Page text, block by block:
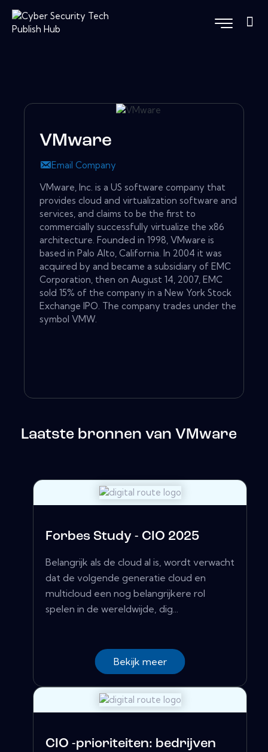
VMware
Email Company
VMware, Inc. is a US software company that
provides cloud and virtualization software and
services, and claims to be the first to
commercially successfully virtualize the x86
architecture. Founded in 1998, VMware is
based in Palo Alto, California. In 2004 it was
acquired by and became a subsidiary of EMC
Corporation, then on August 14, 2007, EMC
sold 15% of the company in a New York Stock
Exchange IPO. The company trades under the
symbol VMW.
Laatste bronnen van VMware
Forbes Study - CIO 2025
Belangrijk als de cloud al is, wordt verwacht
dat de volgende generatie cloud en
multicloud een nog belangrijkere rol
spelen in de wereldwijde, dig...
Bekijk meer
CIO -prioriteiten: bedrijven